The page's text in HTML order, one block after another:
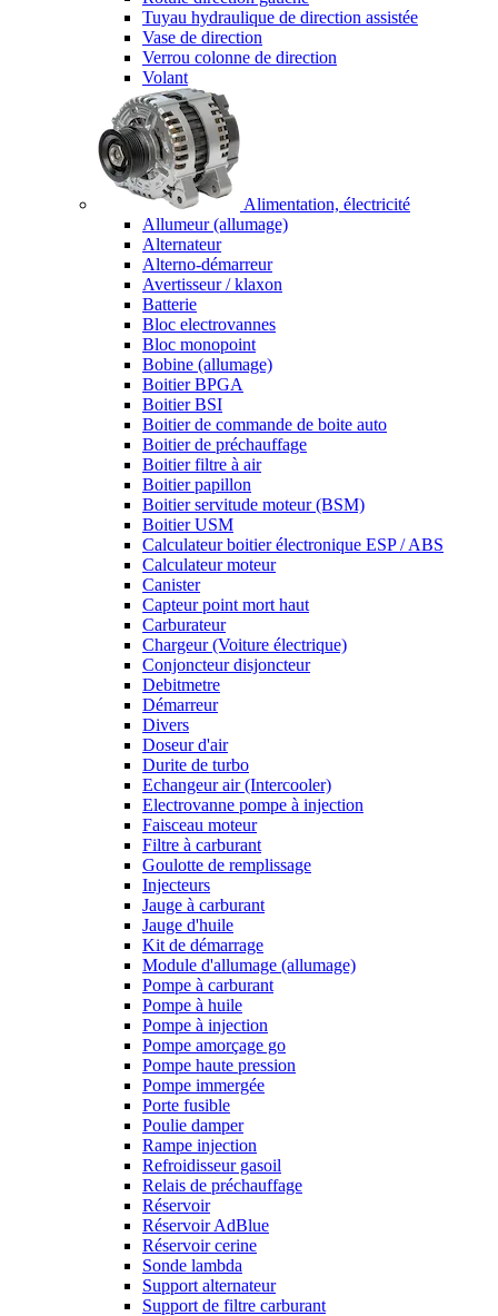
Tuyau hydraulique de direction assistée
Vase de direction
Verrou colonne de direction
Volant
Alimentation, électricité
Allumeur (allumage)
Alternateur
Alterno-démarreur
Avertisseur / klaxon
Batterie
Bloc electrovannes
Bloc monopoint
Bobine (allumage)
Boitier BPGA
Boitier BSI
Boitier de commande de boite auto
Boitier de préchauffage
Boitier filtre à air
Boitier papillon
Boitier servitude moteur (BSM)
Boitier USM
Calculateur boitier électronique ESP / ABS
Calculateur moteur
Canister
Capteur point mort haut
Carburateur
Chargeur (Voiture électrique)
Conjoncteur disjoncteur
Debitmetre
Démarreur
Divers
Doseur d'air
Durite de turbo
Echangeur air (Intercooler)
Electrovanne pompe à injection
Faisceau moteur
Filtre à carburant
Goulotte de remplissage
Injecteurs
Jauge à carburant
Jauge d'huile
Kit de démarrage
Module d'allumage (allumage)
Pompe à carburant
Pompe à huile
Pompe à injection
Pompe amorçage go
Pompe haute pression
Pompe immergée
Porte fusible
Poulie damper
Rampe injection
Refroidisseur gasoil
Relais de préchauffage
Réservoir
Réservoir AdBlue
Réservoir cerine
Sonde lambda
Support alternateur
Support de filtre carburant